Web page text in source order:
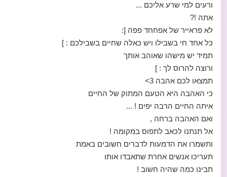
ורעים למי שרע אליכם ...
אתה !?
לא פראייר של אפחחד פפה [:
כל אחד חי בשבילו ויש כאלה שחיים בשבילכם : ]
תמיד יש מישהו שאוהב אותך
ורוצה להרוס לך : ]
תמצאו לכם אהבה 3>
כי האהבה היא הטעם המתוק של החיים
איתה החיים הרבה יפים ! ...
ואם האהבה ברחה ,
אל תנתנו לכאב לתפוס במקומה !
ותשמרו את הדמעות לדברים חשובים באמת
תעריכו אנשים אחרת שתאבדו אותו
תבינו כמה שהיה חשוב !